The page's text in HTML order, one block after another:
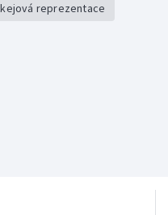
reprezentace